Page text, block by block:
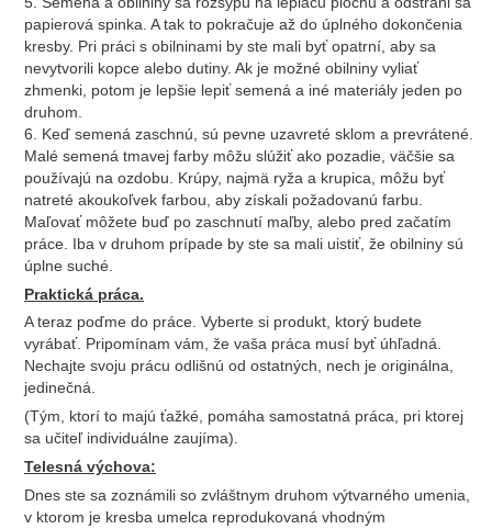
papierová spinka. A tak to pokračuje až do úplného dokončenia
kresby. Pri práci s obilninami by ste mali byť opatrní, aby sa
nevytvorili kopce alebo dutiny. Ak je možné obilniny vyliať
zhmenki, potom je lepšie lepiť semená a iné materiály jeden po
druhom.
6. Keď semená zaschnú, sú pevne uzavreté sklom a prevrátené.
Malé semená tmavej farby môžu slúžiť ako pozadie, väčšie sa
používajú na ozdobu. Krúpy, najmä ryža a krupica, môžu byť
natreté akoukoľvek farbou, aby získali požadovanú farbu.
Maľovať môžete buď po zaschnutí maľby, alebo pred začatím
práce. Iba v druhom prípade by ste sa mali uistiť, že obilniny sú
úplne suché.
Praktická práca.
A teraz poďme do práce. Vyberte si produkt, ktorý budete
vyrábať. Pripomínam vám, že vaša práca musí byť úhľadná.
Nechajte svoju prácu odlišnú od ostatných, nech je originálna,
jedinečná.
(Tým, ktorí to majú ťažké, pomáha samostatná práca, pri ktorej
sa učiteľ individuálne zaujíma).
Telesná výchova:
Dnes ste sa zoznámili so zvláštnym druhom výtvarného umenia,
v ktorom je kresba umelca reprodukovaná vhodným